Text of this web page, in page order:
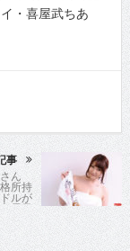
・喜屋武ちあ
事
さん
所持
ルが
露天
に